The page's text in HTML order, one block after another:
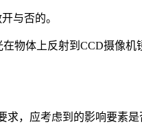
与否的。
物体上反射到CCD摄像
，应考虑到的影响要素